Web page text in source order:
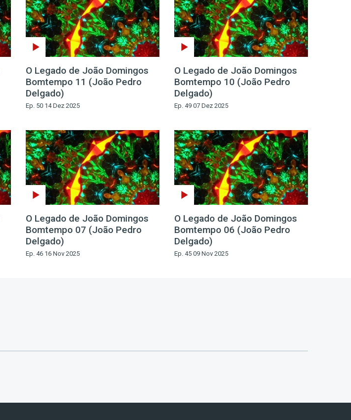
O Legado de João Domingos
Bomtempo 11 (João Pedro
Delgado)
Ep. 50 14 Dez 2025
O Legado de João Domingos
Bomtempo 10 (João Pedro
Delgado)
Ep. 49 07 Dez 2025
O Legado de João Domingos
Bomtempo 07 (João Pedro
Delgado)
Ep. 46 16 Nov 2025
O Legado de João Domingos
Bomtempo 06 (João Pedro
Delgado)
Ep. 45 09 Nov 2025